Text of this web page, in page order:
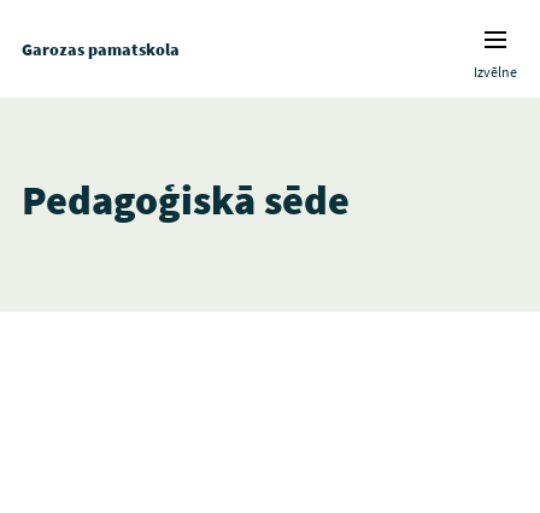
Garozas pamatskola
Izvēlne
Pedagoģiskā sēde